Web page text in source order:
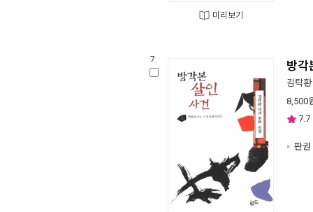
미리보기
7. 방각
김탁환
8,500
7.7
판권